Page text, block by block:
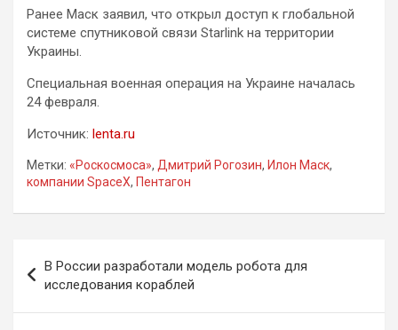
Ранее Маск заявил, что открыл доступ к глобальной
системе спутниковой связи Starlink на территории
Украины.
Специальная военная операция на Украине началась
24 февраля.
Источник: lenta.ru
Метки: «Роскосмоса», Дмитрий Рогозин, Илон Маск,
компании SpaceX, Пентагон
по
записям
В России разработали модель робота для
исследования кораблей